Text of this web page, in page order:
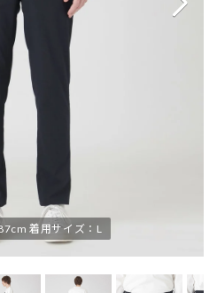
着用サイズ：L